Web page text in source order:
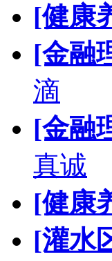
[健康
[金融
滴
[金融
真诚
[健康
[灌水